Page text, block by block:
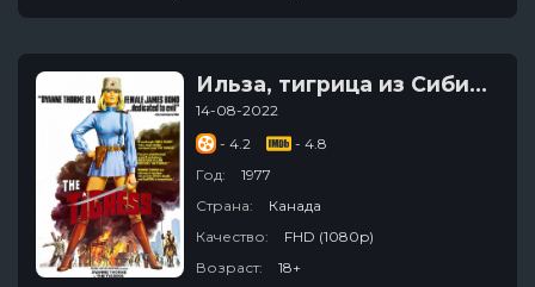
Ильза, тигрица из Сибири
14-08-2022
- 4.2
- 4.8
Год:
1977
Страна:
Канада
Качество:
FHD (1080p)
Возраст:
18+